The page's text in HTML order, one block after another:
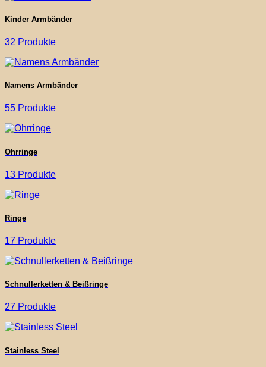
Kinder Armbänder
32 Produkte
Namens Armbänder
55 Produkte
Ohrringe
13 Produkte
Ringe
17 Produkte
Schnullerketten & Beißringe
27 Produkte
Stainless Steel